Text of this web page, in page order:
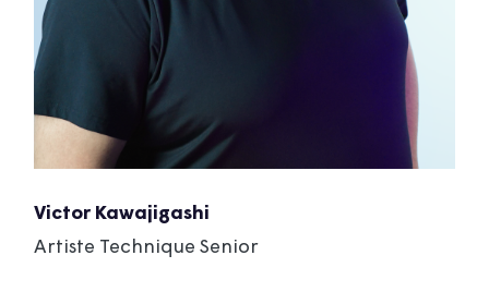
Victor Kawajigashi
Artiste Technique Senior